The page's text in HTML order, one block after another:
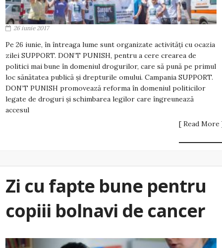
26 iunie 2017
Pe 26 iunie, în întreaga lume sunt organizate activități cu ocazia
zilei SUPPORT. DON’T PUNISH, pentru a cere crearea de
politici mai bune în domeniul drogurilor, care să pună pe primul
loc sănătatea publică și drepturile omului. Campania SUPPORT.
DON’T PUNISH promovează reforma în domeniul politicilor
legate de droguri și schimbarea legilor care îngreunează
accesul
[ Read More
Zi cu fapte bune pentru
copiii bolnavi de cancer